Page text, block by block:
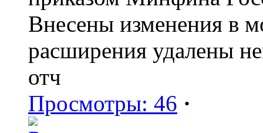
Внесены изменения в
расширения удалены
отч
Просмотры: 46 ·